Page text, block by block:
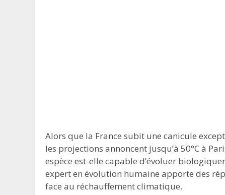
Alors que la France subit une canicule
les projections annoncent jusqu’à 50°C à
espèce est-elle capable d’évoluer
expert en évolution humaine apporte des
face au réchauffement climatique.